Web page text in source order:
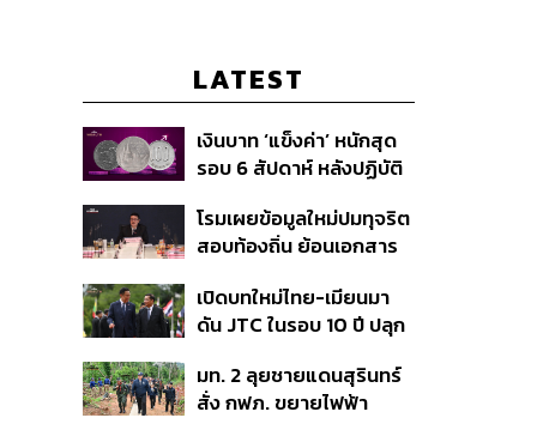
LATEST
เงินบาท ‘แข็งค่า’ หนักสุด
รอบ 6 สัปดาห์ หลังปฏิบัติ
สหรัฐฯ-ญี่ปุ่น Standard
Chartered เปิดเป้าสิ้นปีนี้
ต่อดอลลาร์
โรมเผยข้อมูลใหม่ปมทุจริต
สอบท้องถิ่น ย้อนเอกสาร
อนุทิน จ่อสอบต่อเอี่ยว
ตัดตอน ม.บูรพา หรือไม่
เปิดบทใหม่ไทย-เมียนมา
ดัน JTC ในรอบ 10 ปี ปลุก
ชายแดน ท่าเรือน้ำลึก
ทวาย
มท. 2 ลุยชายแดนสุรินทร์
สั่ง กฟภ. ขยายไฟฟ้า